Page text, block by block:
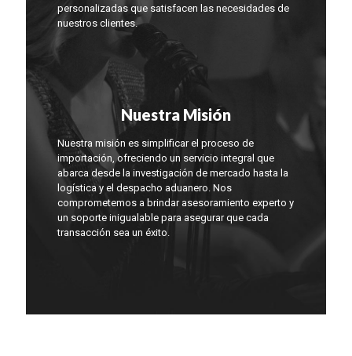
personalizadas que satisfacen las necesidades de
nuestros clientes.
Nuestra Misión
Nuestra misión es simplificar el proceso de
importación, ofreciendo un servicio integral que
abarca desde la investigación de mercado hasta la
logística y el despacho aduanero. Nos
comprometemos a brindar asesoramiento experto y
un soporte inigualable para asegurar que cada
transacción sea un éxito.